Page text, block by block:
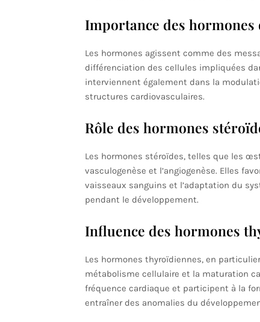
Importance des
Les hormones agissent comme des
différenciation des cellules impliquées
interviennent également dans la
structures cardiovasculaires.
Rôle des hormones
Les hormones stéroïdes, telles que les
vasculogenèse et l’angiogenèse. Elles
vaisseaux sanguins et l’adaptation du
pendant le développement.
Influence des hormones
Les hormones thyroïdiennes, en
métabolisme cellulaire et la maturation
fréquence cardiaque et participent à la
entraîner des anomalies du